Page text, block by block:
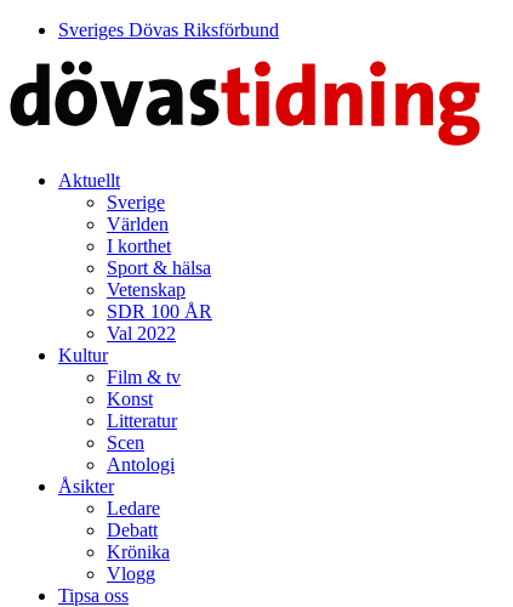
Sveriges Dövas Riksförbund
Aktuellt
Sverige
Världen
I korthet
Sport & hälsa
Vetenskap
SDR 100 ÅR
Val 2022
Kultur
Film & tv
Konst
Litteratur
Scen
Antologi
Åsikter
Ledare
Debatt
Krönika
Vlogg
Tipsa oss